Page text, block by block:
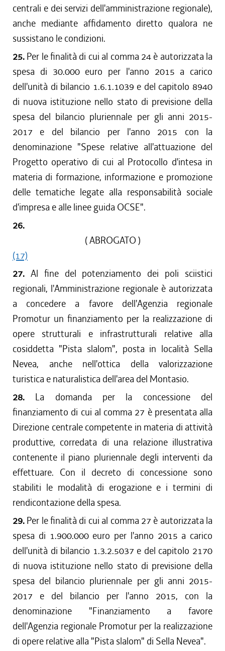
centrali e dei servizi dell'amministrazione regionale),
anche mediante affidamento diretto qualora ne
sussistano le condizioni.
25. Per le finalità di cui al comma 24 è autorizzata la
spesa di 30.000 euro per l'anno 2015 a carico
dell'unità di bilancio 1.6.1.1039 e del capitolo 8940
di nuova istituzione nello stato di previsione della
spesa del bilancio pluriennale per gli anni 2015-
2017 e del bilancio per l'anno 2015 con la
denominazione "Spese relative all'attuazione del
Progetto operativo di cui al Protocollo d'intesa in
materia di formazione, informazione e promozione
delle tematiche legate alla responsabilità sociale
d'impresa e alle linee guida OCSE".
26.
( ABROGATO )
(17)
27. Al fine del potenziamento dei poli sciistici
regionali, l'Amministrazione regionale è autorizzata
a concedere a favore dell'Agenzia regionale
Promotur un finanziamento per la realizzazione di
opere strutturali e infrastrutturali relative alla
cosiddetta "Pista slalom", posta in località Sella
Nevea, anche nell'ottica della valorizzazione
turistica e naturalistica dell'area del Montasio.
28. La domanda per la concessione del
finanziamento di cui al comma 27 è presentata alla
Direzione centrale competente in materia di attività
produttive, corredata di una relazione illustrativa
contenente il piano pluriennale degli interventi da
effettuare. Con il decreto di concessione sono
stabiliti le modalità di erogazione e i termini di
rendicontazione della spesa.
29. Per le finalità di cui al comma 27 è autorizzata la
spesa di 1.900.000 euro per l'anno 2015 a carico
dell'unità di bilancio 1.3.2.5037 e del capitolo 2170
di nuova istituzione nello stato di previsione della
spesa del bilancio pluriennale per gli anni 2015-
2017 e del bilancio per l'anno 2015, con la
denominazione "Finanziamento a favore
dell'Agenzia regionale Promotur per la realizzazione
di opere relative alla "Pista slalom" di Sella Nevea".